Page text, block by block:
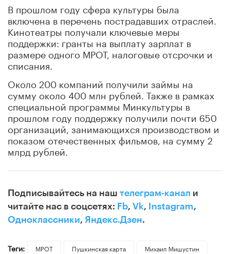
В прошлом году сфера культуры была
включена в перечень пострадавших отраслей.
Кинотеатры получали ключевые меры
поддержки: гранты на выплату зарплат в
размере одного МРОТ, налоговые отсрочки и
списания.
Около 200 компаний получили займы на
сумму около 400 млн рублей. Также в рамках
специальной программы Минкультуры в
прошлом году поддержку получили почти 650
организаций, занимающихся производством и
показом отечественных фильмов, на сумму 2
млрд рублей.
Подписывайтесь на наш телеграм-канал и
читайте нас в соцсетях: Fb, Vk, Instagram,
Одноклассники, Яндекс.Дзен.
Теги: МРОТ Пушкинская карта
Михаил Мишустин